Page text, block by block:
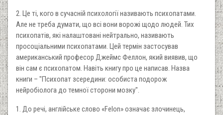
2. Це ті, кого в сучасній психології називають психопатами.
Але не треба думати, що всі вони ворожі щодо людей. Тих
психопатів, які налаштовані нейтрально, називають
просоціальними психопатами. Цей термін застосував
американський професор Джеймс Феллон, який виявив, що
він сам є психопатом. Навіть книгу про це написав. Назва
книги – "Психопат зсередини: особиста подорож
нейробіолога до темної сторони мозку".
1. До речі, англійське слово «Felon» означає злочинець,